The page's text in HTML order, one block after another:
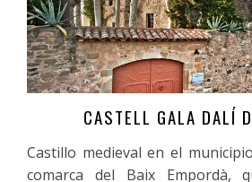
Más información
CASTELL GALA DALÍ
Castillo medieval en el
comarca del Baix Empordà,